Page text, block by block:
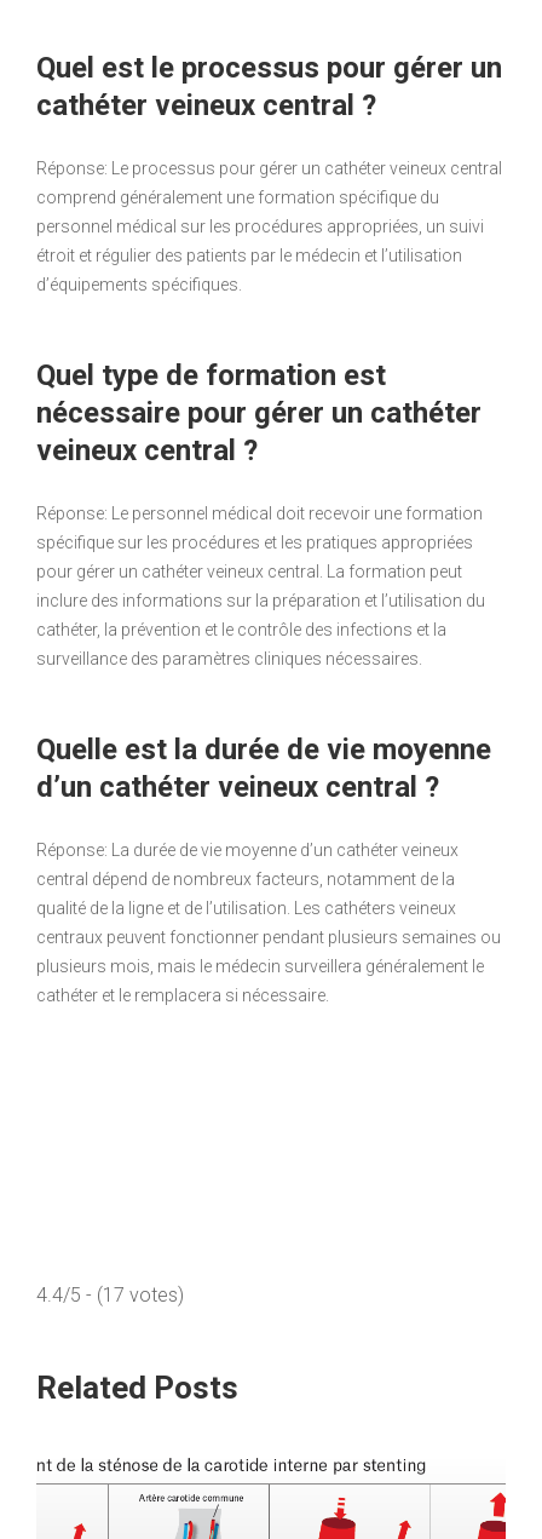
Quel est le processus pour gérer un
cathéter veineux central ?
Réponse: Le processus pour gérer un cathéter veineux central
comprend généralement une formation spécifique du
personnel médical sur les procédures appropriées, un suivi
étroit et régulier des patients par le médecin et l’utilisation
d’équipements spécifiques.
Quel type de formation est
nécessaire pour gérer un cathéter
veineux central ?
Réponse: Le personnel médical doit recevoir une formation
spécifique sur les procédures et les pratiques appropriées
pour gérer un cathéter veineux central. La formation peut
inclure des informations sur la préparation et l’utilisation du
cathéter, la prévention et le contrôle des infections et la
surveillance des paramètres cliniques nécessaires.
Quelle est la durée de vie moyenne
d’un cathéter veineux central ?
Réponse: La durée de vie moyenne d’un cathéter veineux
central dépend de nombreux facteurs, notamment de la
qualité de la ligne et de l’utilisation. Les cathéters veineux
centraux peuvent fonctionner pendant plusieurs semaines ou
plusieurs mois, mais le médecin surveillera généralement le
cathéter et le remplacera si nécessaire.
4.4/5 - (17 votes)
Related Posts